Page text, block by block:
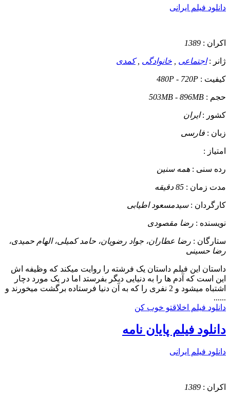
دانلود فیلم ایرانی
اکران : 1389
ژانر :اجتماعی خانوادگی ,کمدی
کیفیت : 480P - 720P
حجم : 503MB - 896MB
کشور :ایران
زبان : فارسی
امتیاز :
رده سنی : همه سنین
مدت زمان : 85 دقیقه
کارگردان :سیدمسعود اطیابی
نویسنده : رضا مقصودی
ستارگان : رضا عطاران، جواد رضویان، حامد کمیلی، الهام حمیدی،
رضا حسینی
داستان این فیلم داستان یک فرشته را روایت میکند که وظیفه اش
این است که آدم ها را به دنیایی دیگر بفرستد اما در یک مورد دچار
اشتباه میشود و 2 نفری را که به آن دنیا فرستاده برگشت میخورند و
......
دانلود فیلم اخلاقتو خوب کن
دانلود فیلم پایان نامه
دانلود فیلم ایرانی
اکران : 1389